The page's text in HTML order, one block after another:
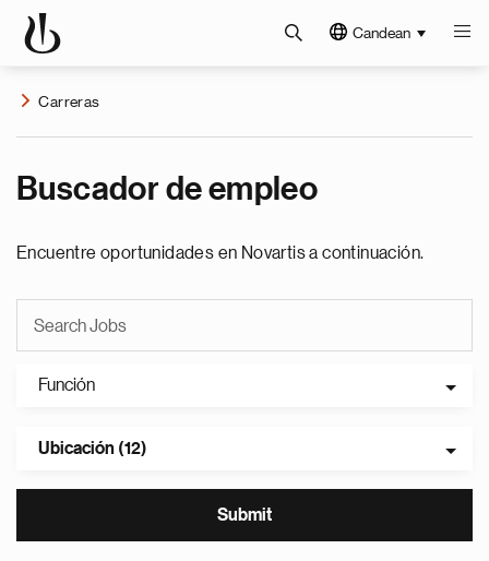
Candean
Carreras
Buscador de empleo
Encuentre oportunidades en Novartis a continuación.
Función
Ubicación (12)